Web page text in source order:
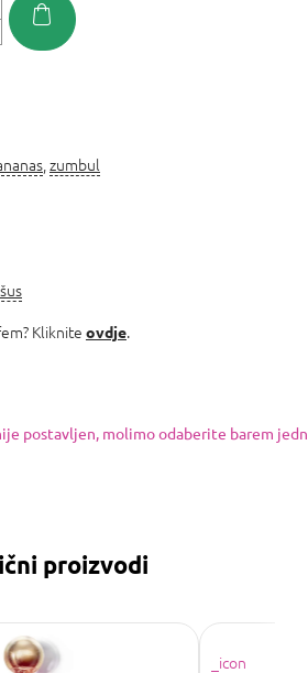
zumbul
Kliknite ovdje.
postavljen, molimo odaberite barem
proizvodi